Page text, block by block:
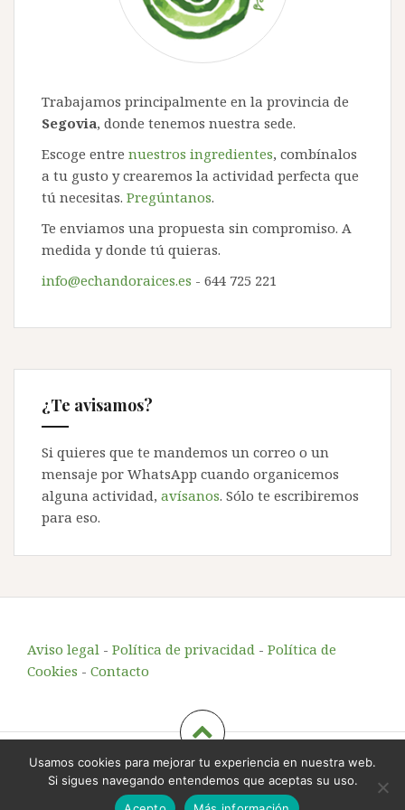
Trabajamos principalmente en la provincia de
Segovia, donde tenemos nuestra sede.
Escoge entre nuestros ingredientes, combínalos
a tu gusto y crearemos la actividad perfecta que
tú necesitas. Pregúntanos.
Te enviamos una propuesta sin compromiso. A
medida y donde tú quieras.
info@echandoraices.es - 644 725 221
¿Te avisamos?
Si quieres que te mandemos un correo o un
mensaje por WhatsApp cuando organicemos
alguna actividad, avísanos. Sólo te escribiremos
para eso.
Aviso legal - Política de privacidad - Política de
Cookies - Contacto
Echando Raíces, educación y animación en el entorno
info@echandoraices.es-644 725 221
Usamos cookies para mejorar tu experiencia en nuestra web.
Si sigues navegando entendemos que aceptas su uso.